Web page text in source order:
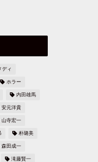
ディ
ホラー
内田雄馬
安元洋貴
山寺宏一
朴璐美
森田成一
滝藤賢一